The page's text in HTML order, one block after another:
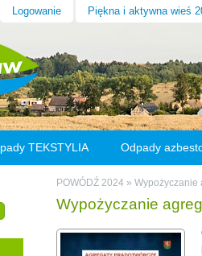
Logowanie Piękna i aktywna wieś
TEKSTYLIA Odpady
Wielisławiu Odnowa wsi
Wypożyczanie
POWÓDŹ 2024» Wypożyczanie